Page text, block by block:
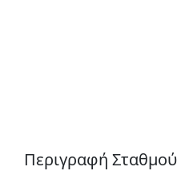
Περιγραφή Σταθμού